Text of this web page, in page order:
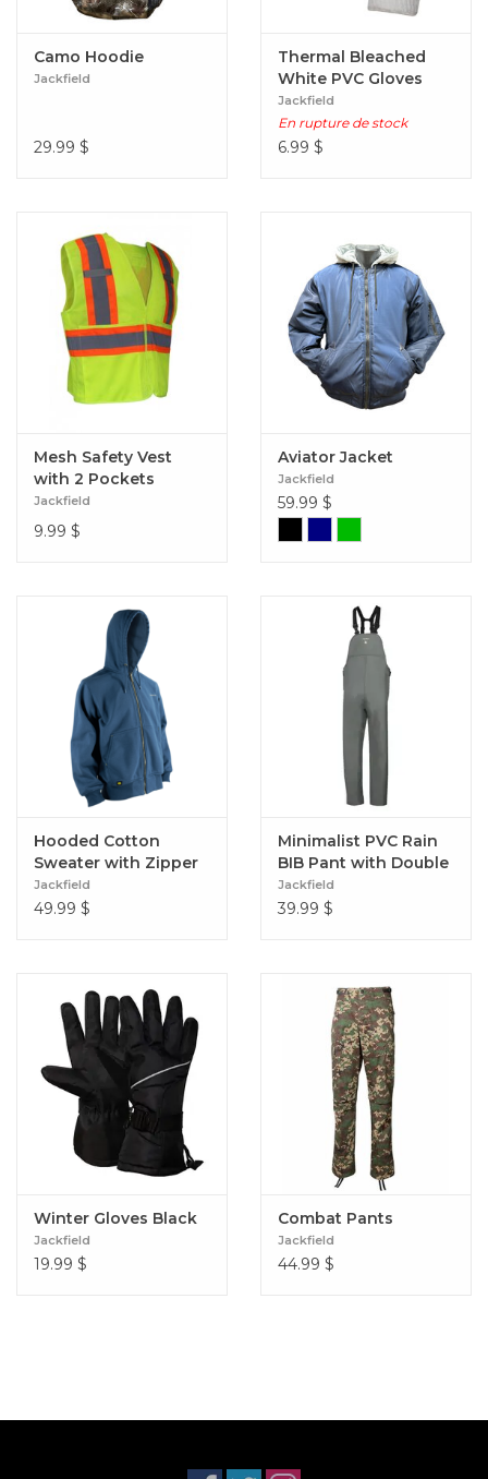
Camo Hoodie
Jackfield
29.99 $
Thermal Bleached
White PVC Gloves
with Dots
Jackfield
En rupture de stock
6.99 $
Mesh Safety Vest
with 2 Pockets
Yellow
Jackfield
9.99 $
Aviator Jacket
Jackfield
59.99 $
Hooded Cotton
Sweater with Zipper
Blue
Jackfield
49.99 $
Minimalist PVC Rain
BIB Pant with Double
Panel
Jackfield
39.99 $
Winter Gloves Black
Jackfield
19.99 $
Combat Pants
Jackfield
44.99 $